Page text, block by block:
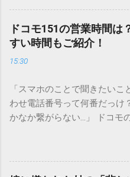
一般的な生活排水とは性質が
水口へ流すことは環境負荷だ
傷める可能性も高いため、非
墨汁を安全かつ環境に優しい
容器を適切に分別する方法を
す）」と「膠（にかわ）」
微細かつ独特の粘性を持って
の観点から以下の問題が発生
施設であっても、これらの
とは容易ではありません。大
ドコモ151の営業時間は
すい時間もご紹介！
15:30
「スマホのことで聞きたい
わせ電話番号って何番だっけ
かなか繋がらない…」 ドコモ
ンフォメーションセンター
ね。 でも、「 ドコモ151は
151は何時から 受付可能なの